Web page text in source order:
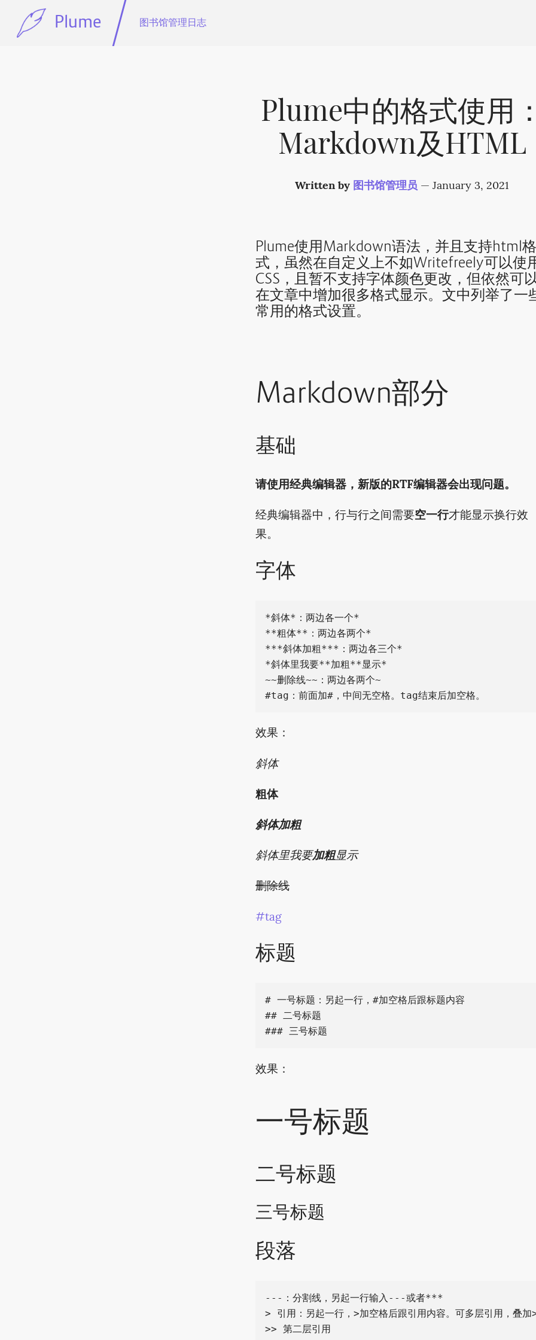
Plume 图书馆管理日志
Plume中的格式使用
Markdown及HTML
Written by 图书馆管理员 — January 3, 2021
Plume使用Markdown语法，并且支持html格
式，虽然在自定义上不如Writefreely可以使
CSS，且暂不支持字体颜色更改，但依然可
在文章中增加很多格式显示。文中列举了一
常用的格式设置。
Markdown部分
基础
请使用经典编辑器，新版的RTF编辑器会出现问题。
经典编辑器中，行与行之间需要空一行才能显示换行效
果。
字体
*斜体*：两边各一个*
**粗体**：两边各两个*
***斜体加粗***：两边各三个*
*斜体里我要**加粗**显示*
~~删除线~~：两边各两个~
效果：
斜体
粗体
斜体加粗
斜体里我要加粗显示
删除线
#tag
标题
# 一号标题：另起一行，#加空格后跟标题内容
## 二号标题
效果：
一号标题
二号标题
三号标题
段落
---：分割线，另起一行输入---或者***
> 引用：另起一行，>加空格后跟引用内容。可多层引用，叠加
>> 第二层引用